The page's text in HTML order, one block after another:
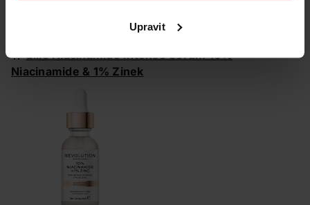
Upravit
🛒Ellie Niacinamide Intense Sérum 10%
Niacinamide & 1% Zinek